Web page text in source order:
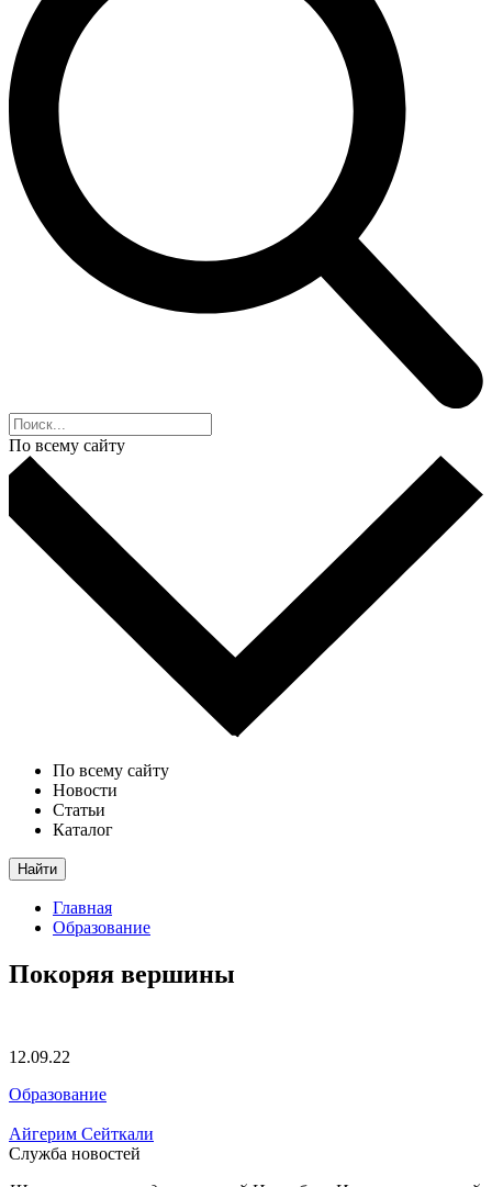
По всему сайту
По всему сайту
Новости
Статьи
Каталог
Найти
Главная
Образование
Покоряя вершины
12.09.22
Образование
Айгерим Сейткали
Служба новостей